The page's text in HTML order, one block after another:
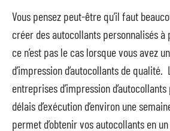
Vous pensez peut-être qu’il faut
créer des autocollants personnalisés
ce n’est pas le cas lorsque vous avez
d’impression d’autocollants de
entreprises d’impression
délais d’exécution d’environ une
permet d’obtenir vos autocollants en